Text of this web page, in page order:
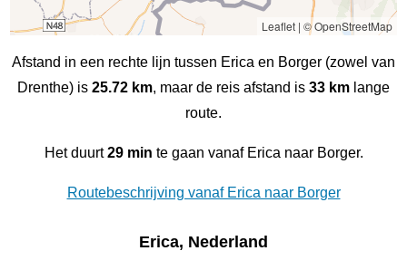
Leaflet| © OpenStreetMap
Afstand in een rechte lijn tussen Erica en Borger (zowel van
Drenthe) is 25.72 km, maar de reis afstand is 33 km lange
route.
Het duurt29 min te gaan vanaf Erica naar Borger.
Routebeschrijving vanaf Erica naar Borger
Erica, Nederland